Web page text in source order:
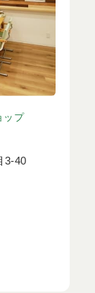
ップ
3-40